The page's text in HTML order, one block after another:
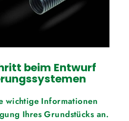
beim Entwurf
wichtige Informationen
Ihres Grundstücks an.